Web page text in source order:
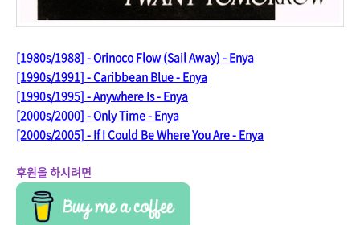
[1980s/1988] - Orinoco Flow (Sail Away) - Enya
[1990s/1991] - Caribbean Blue - Enya
[1990s/1995] - Anywhere Is - Enya
[2000s/2000] - Only Time - Enya
[2000s/2005] - If I Could Be Where You Are - Enya
후원을 하시려면